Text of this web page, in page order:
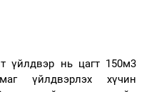
үйлдвэр нь цагт 150м3
үйлдвэрлэх хүчин